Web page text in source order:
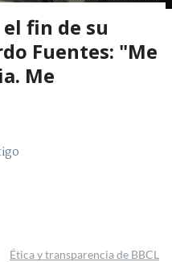
fin de su
Fuentes: "Me
Me
Ética y transparencia de BBCL